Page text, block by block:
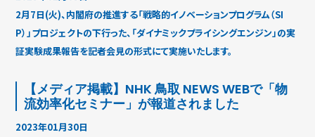
2月7日(火)、内閣府の推進する「戦略的イノベーションプログラム（SI
P）」プロジェクトの下行った、「ダイナミックプライシングエンジン」の実
証実験成果報告を記者会見の形式にて実施いたします。
【メディア掲載】NHK 鳥取 NEWS WEBで「物
流効率化セミナー」が報道されました
2023年01月30日